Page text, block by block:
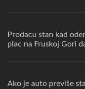
Prodacu stan kad
plac na Fruskoj Gori
Ako je auto previše